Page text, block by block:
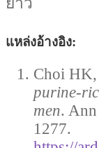
แหล่งอ้างอิง:
Choi
purine-
men.
1277.